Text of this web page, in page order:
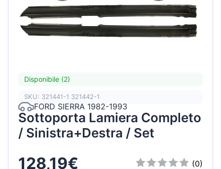
Disponibile (2)
SKU: 321441-1 321442-1
FORD SIERRA 1982-1993
Sottoporta Lamiera Completo
/ Sinistra+Destra / Set
128,19€
(0)